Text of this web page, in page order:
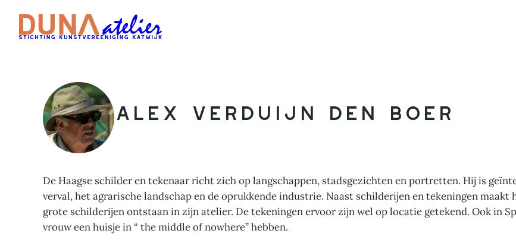
Alex Verduijn den Boer
De Haagse schilder en tekenaar richt zich op langschappen, stadsgezichten en portretten. Hij is
verval, het agrarische landschap en de oprukkende industrie. Naast schilderijen en tekeningen
grote schilderijen ontstaan in zijn atelier. De tekeningen ervoor zijn wel op locatie getekend. Ook in
vrouw een huisje in “ the middle of nowhere” hebben.